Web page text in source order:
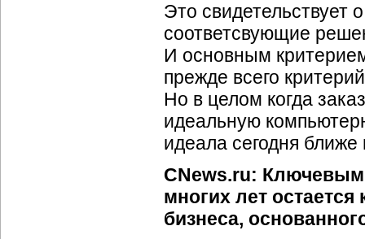
Это свидетельствует
соответсвующие
И основным
прежде всего
Но в целом когда
идеальную
идеала сегодня
CNews.ru: Ключевым
многих лет
бизнеса,